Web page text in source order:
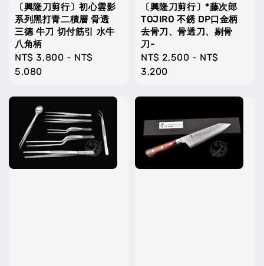
〔興隆刀剪行〕初心雲影
系列黑打青二積層 骨透
三德 牛刀 切付筋引 水牛
八角柄
Regular
price
NT$ 3,800 - NT$
5,080
〔興隆刀剪行〕*藤次郎
TOJIRO 不銹 DP口金柄
去骨刀、骨透刀、剔骨
刀-
Regular
price
NT$ 2,500 - NT$
3,200